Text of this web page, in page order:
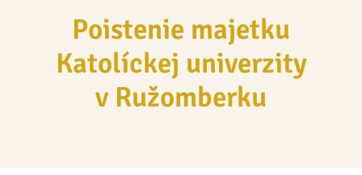
Poistenie majetku
Katolíckej univerzity
v Ružomberku